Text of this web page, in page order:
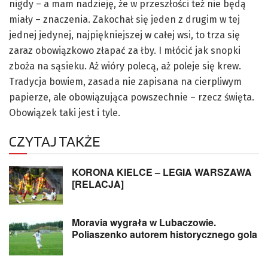
nigdy – a mam nadzieję, że w przeszłości też nie będą
miały – znaczenia. Zakochał się jeden z drugim w tej
jednej jedynej, najpiękniejszej w całej wsi, to trza się
zaraz obowiązkowo złapać za łby. I młócić jak snopki
zboża na sąsieku. Aż wióry polecą, aż poleje się krew.
Tradycja bowiem, zasada nie zapisana na cierpliwym
papierze, ale obowiązująca powszechnie – rzecz święta.
Obowiązek taki jest i tyle.
CZYTAJ TAKŻE
KORONA KIELCE – LEGIA WARSZAWA
[RELACJA]
Moravia wygrała w Lubaczowie.
Poliaszenko autorem historycznego gola